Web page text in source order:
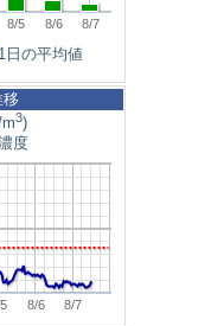
8/5 8/6 8/7
1日の平均値
8/6 8/7
移
3)
度